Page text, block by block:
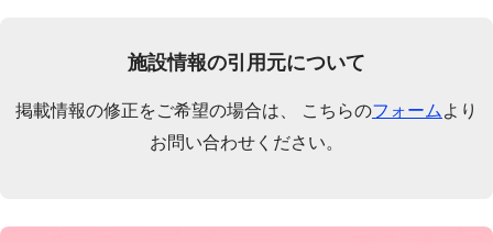
施設情報の引用元について
掲載情報の修正をご希望の場合は、 こちらのフォーム より
お問い合わせください。